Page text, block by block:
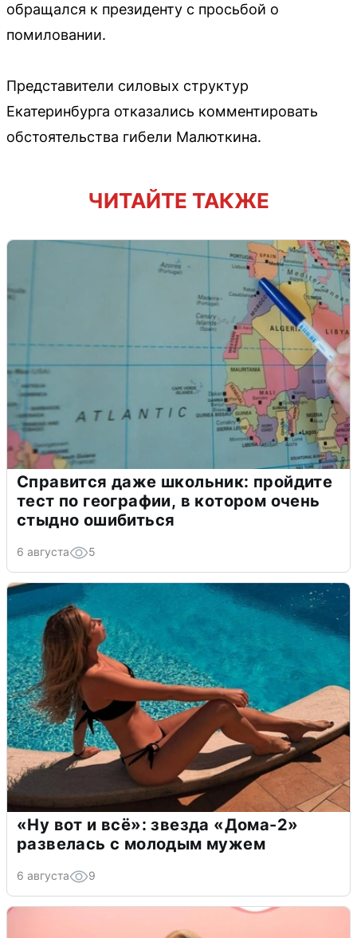
обращался к президенту с просьбой о
помиловании.
Представители силовых структур
Екатеринбурга отказались комментировать
обстоятельства гибели Малюткина.
ЧИТАЙТЕ ТАКЖЕ
Справится даже школьник: пройдите
тест по географии, в котором очень
стыдно ошибиться
6 августа 5
«Ну вот и всё»: звезда «Дома-2»
развелась с молодым мужем
6 августа 9